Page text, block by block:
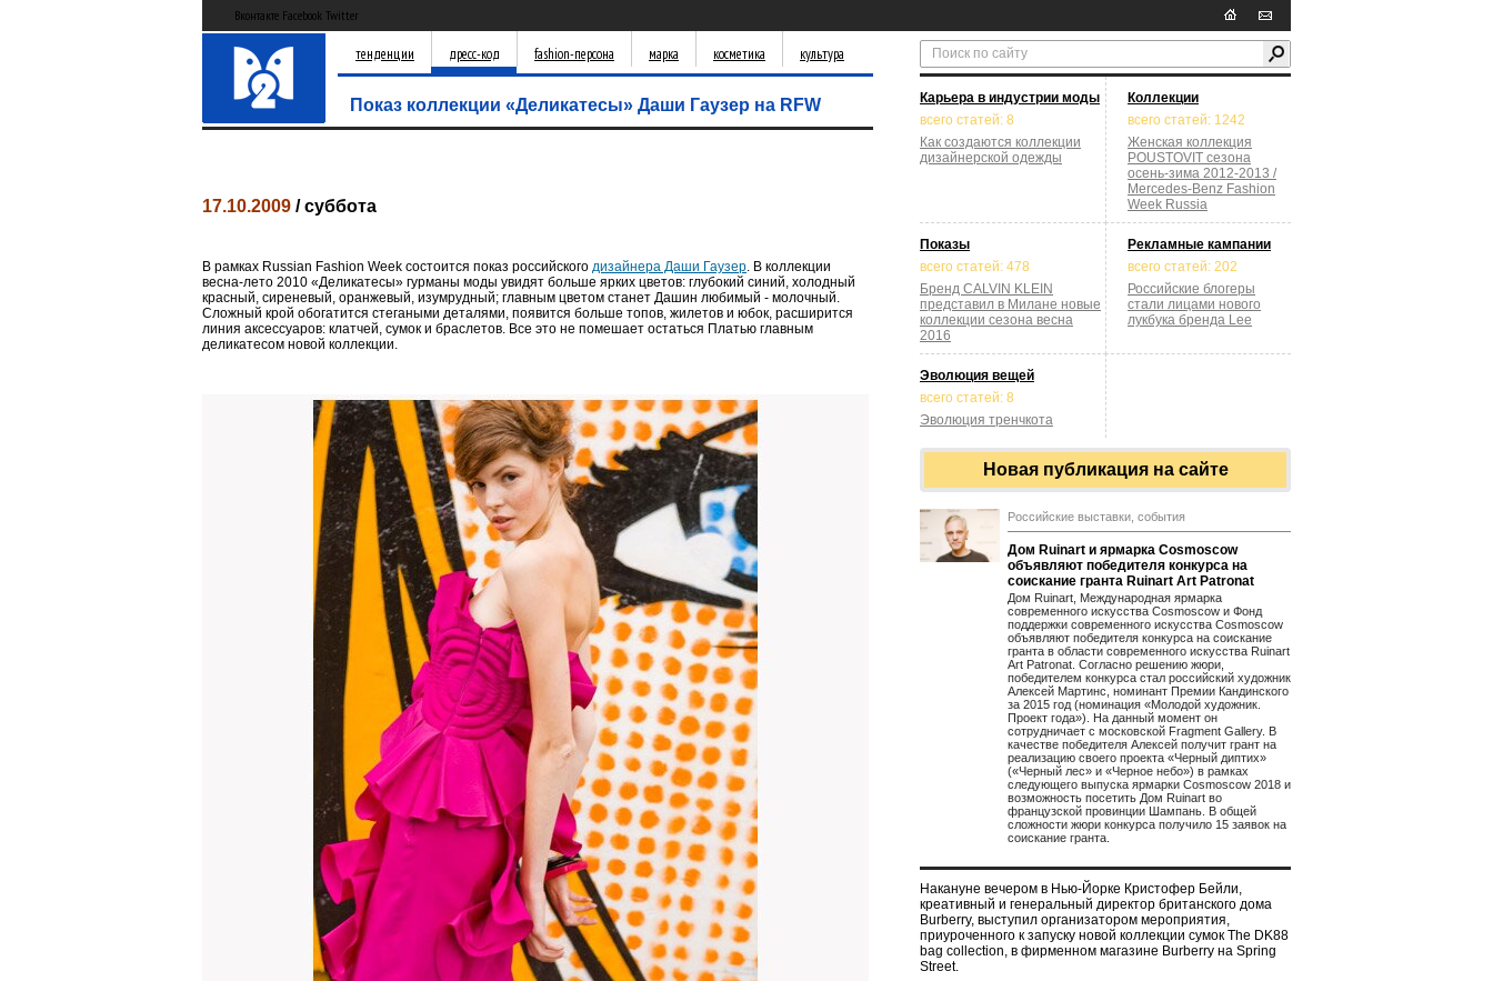
Вконтакте Facebook Twitter
тенденции дресс-код fashion-персона марка косметика культура
Показ коллекции «Деликатесы» Даши Гаузер на RFW
17.10.2009 / суббота
В рамках Russian Fashion Week состоится показ российского дизайнера Даши Гаузер. В коллекции
весна-лето 2010 «Деликатесы» гурманы моды увидят больше ярких цветов: глубокий синий, холодный
красный, сиреневый, оранжевый, изумрудный; главным цветом станет Дашин любимый - молочный.
Сложный крой обогатится стегаными деталями, появится больше топов, жилетов и юбок, расширится
линия аксессуаров: клатчей, сумок и браслетов. Все это не помешает остаться Платью главным
деликатесом новой коллекции.
Карьера в индустрии моды
всего статей: 8
Как создаются коллекции
дизайнерской одежды
Коллекции
всего статей: 1242
Женская коллекция
POUSTOVIT сезона
осень-зима 2012-2013 /
Mercedes-Benz Fashion
Week Russia
Показы
всего статей: 478
Бренд CALVIN KLEIN
представил в Милане новые
коллекции сезона весна
2016
Рекламные кампании
всего статей: 202
Российские блогеры
стали лицами нового
лукбука бренда Lee
Эволюция вещей
всего статей: 8
Эволюция тренчкота
Новая публикация на сайте
Российские выставки, события
Дом Ruinart и ярмарка Cosmoscow
объявляют победителя конкурса на
соискание гранта Ruinart Art Patronat
Дом Ruinart, Международная ярмарка
современного искусства Cosmoscow и Фонд
поддержки современного искусства Cosmoscow
объявляют победителя конкурса на соискание
гранта в области современного искусства Ruinart
Art Patronat. Согласно решению жюри,
победителем конкурса стал российский художник
Алексей Мартинс, номинант Премии Кандинского
за 2015 год (номинация «Молодой художник.
Проект года»). На данный момент он
сотрудничает с московской Fragment Gallery. В
качестве победителя Алексей получит грант на
реализацию своего проекта «Черный диптих»
(«Черный лес» и «Черное небо») в рамках
следующего выпуска ярмарки Cosmoscow 2018 и
возможность посетить Дом Ruinart во
французской провинции Шампань. В общей
сложности жюри конкурса получило 15 заявок на
соискание гранта.
Накануне вечером в Нью-Йорке Кристофер Бейли,
креативный и генеральный директор британского дома
Burberry, выступил организатором мероприятия,
приуроченного к запуску новой коллекции сумок The DK88
bag collection, в фирменном магазине Burberry на Spring
Street.